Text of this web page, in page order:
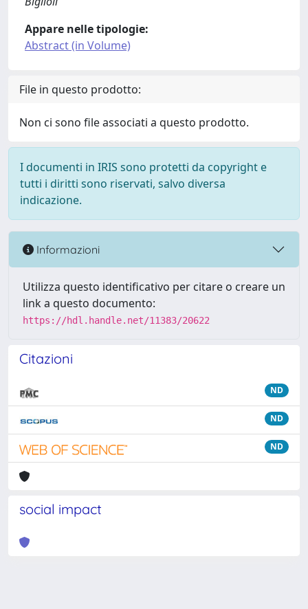
Appare nelle tipologie:
Abstract (in Volume)
File in questo prodotto:
Non ci sono file associati a questo prodotto.
I documenti in IRIS sono protetti da copyright e
tutti i diritti sono riservati, salvo diversa
indicazione.
Informazioni
Utilizza questo identificativo per citare o creare un
link a questo documento:
https://hdl.handle.net/11383/20622
Citazioni
ND
ND
ND
social impact